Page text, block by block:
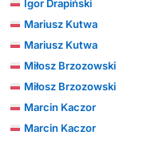
Igor Drapiński
Mariusz Kutwa
Mariusz Kutwa
Miłosz Brzozowski
Miłosz Brzozowski
Marcin Kaczor
Marcin Kaczor